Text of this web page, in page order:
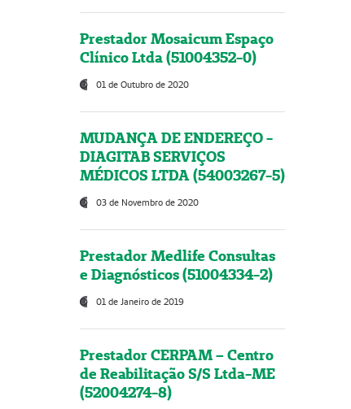
Prestador Mosaicum Espaço
Clínico Ltda (51004352-0)
01 de Outubro de 2020
MUDANÇA DE ENDEREÇO -
DIAGITAB SERVIÇOS
MÉDICOS LTDA (54003267-5)
03 de Novembro de 2020
Prestador Medlife Consultas
e Diagnósticos (51004334-2)
01 de Janeiro de 2019
Prestador CERPAM – Centro
de Reabilitação S/S Ltda-ME
(52004274-8)